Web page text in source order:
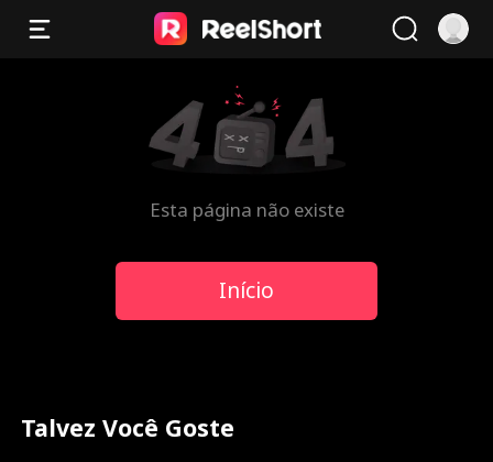
Esta página não existe
Início
Talvez Você Goste